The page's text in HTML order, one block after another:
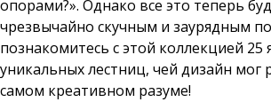
опорами?». Однако все это теперь
чрезвычайно скучным и заурядным
познакомитесь с этой коллекцией 25
уникальных лестниц, чей дизайн мог
самом креативном разуме!